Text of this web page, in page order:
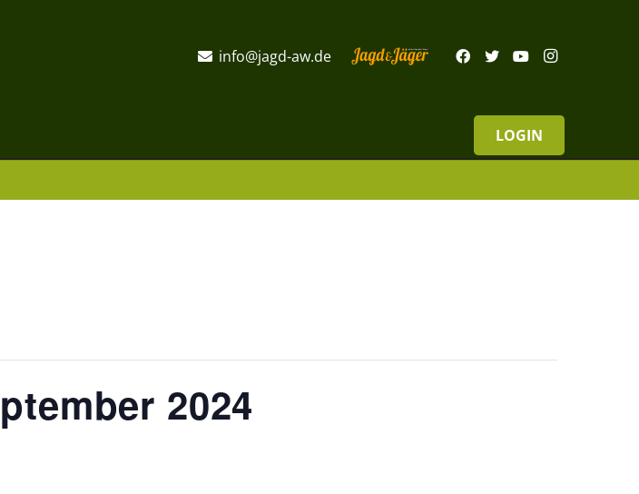
info@jagd-aw.de
LOGIN
2024